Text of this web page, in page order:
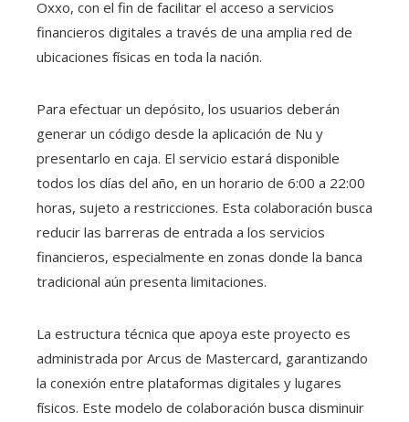
Oxxo, con el fin de facilitar el acceso a servicios
financieros digitales a través de una amplia red de
ubicaciones físicas en toda la nación.
Para efectuar un depósito, los usuarios deberán
generar un código desde la aplicación de Nu y
presentarlo en caja. El servicio estará disponible
todos los días del año, en un horario de 6:00 a 22:00
horas, sujeto a restricciones. Esta colaboración busca
reducir las barreras de entrada a los servicios
financieros, especialmente en zonas donde la banca
tradicional aún presenta limitaciones.
La estructura técnica que apoya este proyecto es
administrada por Arcus de Mastercard, garantizando
la conexión entre plataformas digitales y lugares
físicos. Este modelo de colaboración busca disminuir